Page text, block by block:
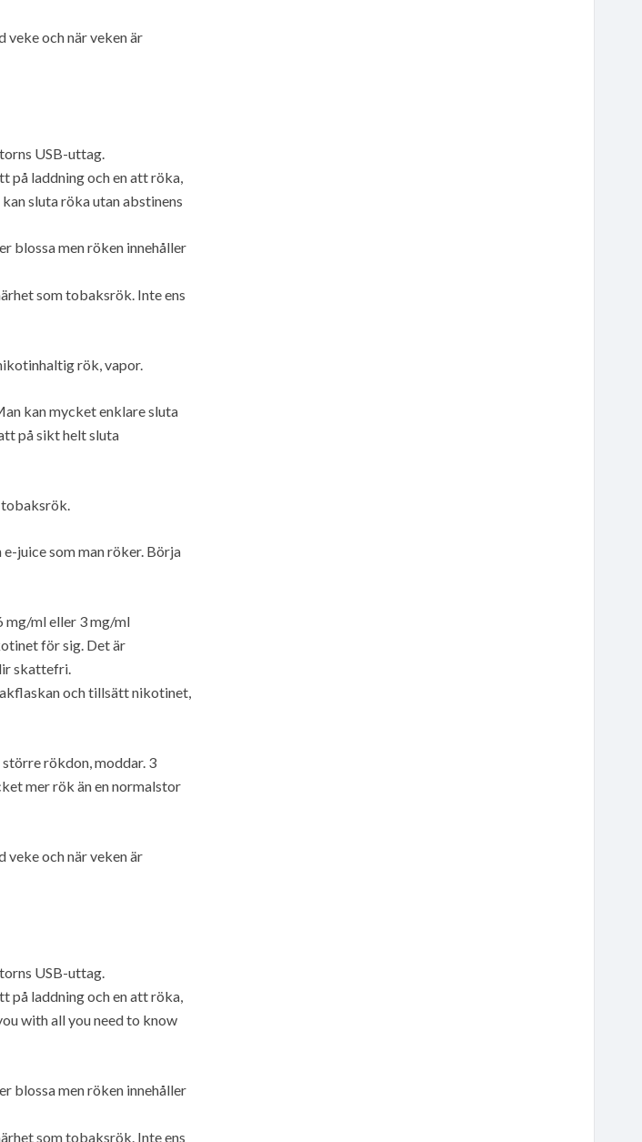
veke och när veken är
USB-uttag.
på laddning och en att röka,
sluta röka utan abstinens
blossa men röken innehåller
som tobaksrök. Inte ens
rök, vapor.
kan mycket enklare sluta
på sikt helt sluta
tobaksrök.
juice som man röker. Börja
mg/ml eller 3 mg/ml
för sig. Det är
skattefri.
och tillsätt nikotinet,
rökdon, moddar. 3
mer rök än en normalstor
veke och när veken är
USB-uttag.
på laddning och en att röka,
with all you need to know
blossa men röken innehåller
som tobaksrök. Inte ens